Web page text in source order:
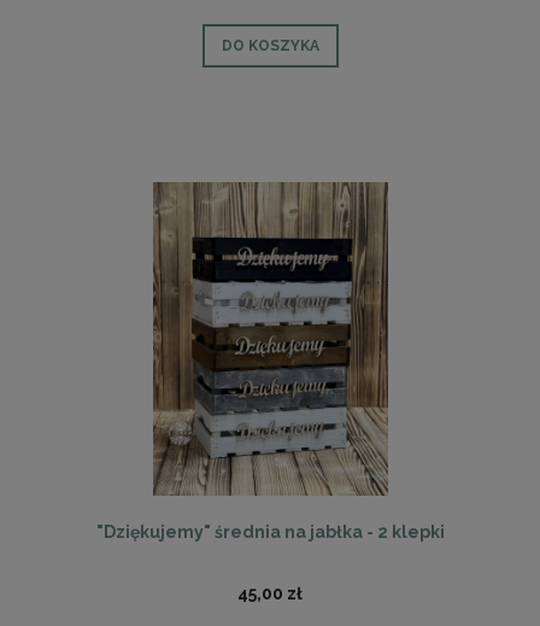
DO KOSZYKA
"Dziękujemy" średnia na jabłka - 2 klepki
45,00 zł